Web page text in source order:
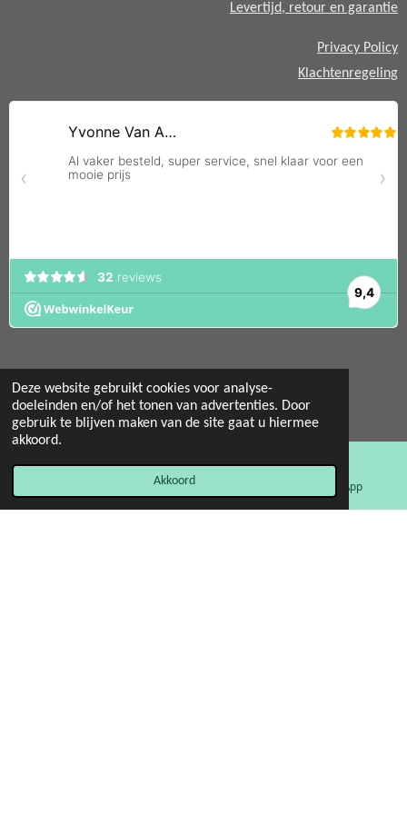
Deze website gebruikt cookies voor analyse-
doeleinden en/of het tonen van advertenties. Door
gebruik te blijven maken van de site gaat u hiermee
akkoord.
Akkoord
Levertijd, retour en garantie
Privacy Policy
Klachtenregeling
© 2022 - 2026 Mint 11 giftstore
Powered by
Facebook WhatsApp